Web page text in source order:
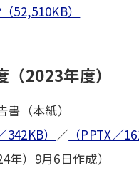
52,510KB）
（2023年度）
書（本紙）
342KB） ／ （PPTX／
年）9月6日作成）